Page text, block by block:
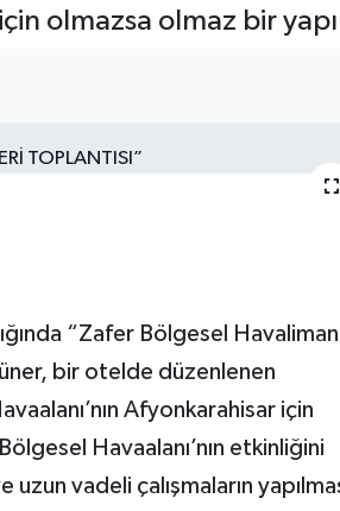
olmazsa olmaz bir
“Zafer Bölgesel
bir otelde düzenlenen
Afyonkarahisar için
Havaalanı’nın etkinliğini
vadeli çalışmaların